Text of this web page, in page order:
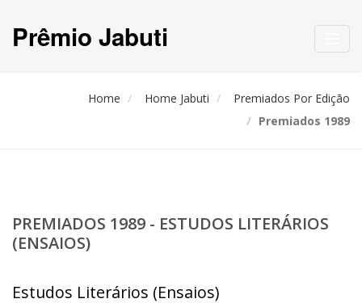
Prêmio Jabuti
Home Home Jabuti
Premiados Por Edição
Premiados 1989
PREMIADOS 1989 - ESTUDOS LITERÁRIOS
(ENSAIOS)
Estudos Literários (Ensaios)